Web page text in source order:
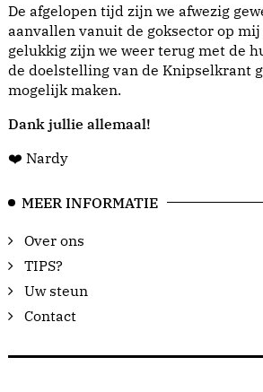
De afgelopen tijd zijn we afwezig
aanvallen vanuit de goksector op
gelukkig zijn we weer terug met de
de doelstelling van de Knipselkrant
mogelijk maken.
Dank jullie allemaal!
❤️ Nardy
MEER INFORMATIE
Over ons
TIPS?
Uw steun
Contact